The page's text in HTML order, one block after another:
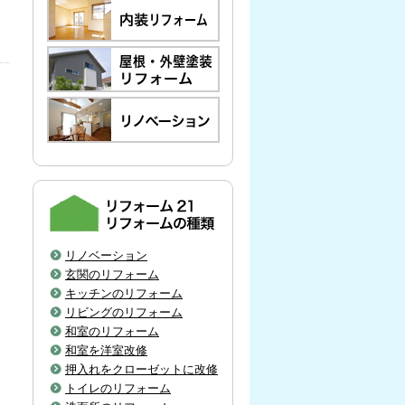
リノベーション
玄関のリフォーム
キッチンのリフォーム
リビングのリフォーム
和室のリフォーム
和室を洋室改修
押入れをクローゼットに改修
トイレのリフォーム